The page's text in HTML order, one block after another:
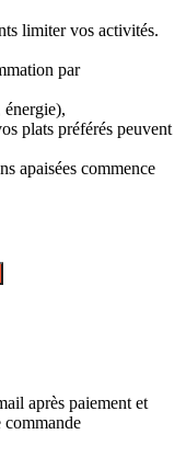
limiter vos activités.
par
plats préférés peuvent
apaisées commence
après paiement et
commande